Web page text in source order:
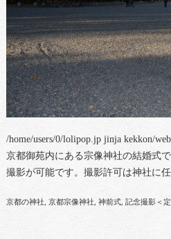
/home/users/0/lolipop.jp jinja kekkon/
京都御苑内にある宗像神社の結婚式
撮影が可能です。撮影許可は神社に
京都の神社 京都宗像神社 神前式 記念撮影＜